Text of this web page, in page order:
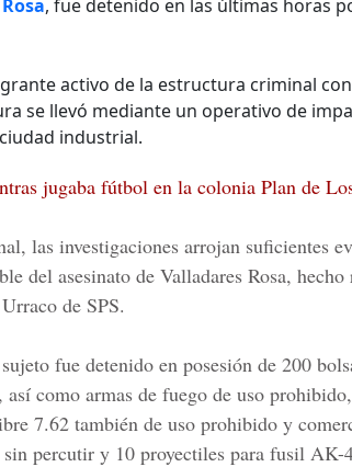
, fue detenido en las últimas horas
activo de la estructura criminal
se llevó mediante un operativo de
industrial.
jugaba fútbol en la colonia Plan de
las investigaciones arrojan suficientes
del asesinato de Valladares Rosa,
de SPS.
fue detenido en posesión de 200
así como armas de fuego de uso
7.62 también de uso prohibido y
percutir y 10 proyectiles para fusil AK-